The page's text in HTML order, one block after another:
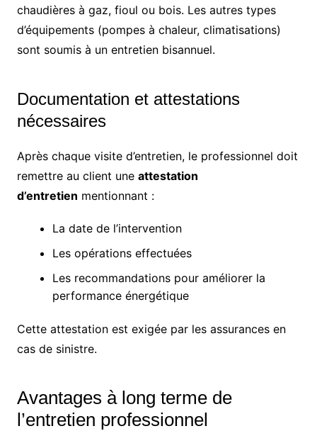
chaudières à gaz, fioul ou bois. Les autres types
d’équipements (pompes à chaleur, climatisations)
sont soumis à un entretien bisannuel.
Documentation et attestations
nécessaires
Après chaque visite d’entretien, le professionnel doit
remettre au client une attestation
d’entretien mentionnant :
La date de l’intervention
Les opérations effectuées
Les recommandations pour améliorer la
performance énergétique
Cette attestation est exigée par les assurances en
cas de sinistre.
Avantages à long terme de
l’entretien professionnel